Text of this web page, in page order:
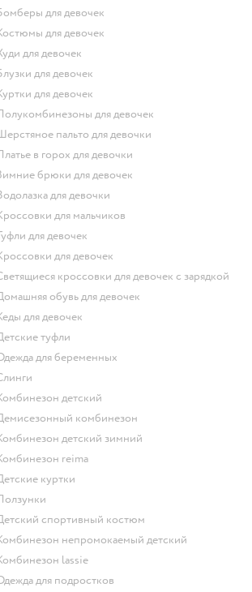
Бомберы для девочек
Костюмы для девочек
Худи для девочек
Блузки для девочек
Куртки для девочек
Полукомбинезоны для девочек
Шерстяное пальто для девочки
Платье в горох для девочки
Зимние брюки для девочек
Водолазка для девочки
Кроссовки для мальчиков
Туфли для девочек
Кроссовки для девочек
Светящиеся кроссовки для девочек с зарядкой
Домашняя обувь для девочек
Кеды для девочек
Детские туфли
Одежда для беременных
Слинги
Комбинезон детский
Демисезонный комбинезон
Комбинезон детский зимний
Комбинезон reima
Детские куртки
Ползунки
Детский спортивный костюм
Комбинезон непромокаемый детский
Комбинезон lassie
Одежда для подростков